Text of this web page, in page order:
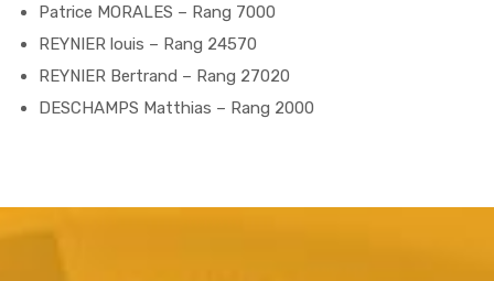
Patrice MORALES – Rang 7000
REYNIER louis – Rang 24570
REYNIER Bertrand – Rang 27020
DESCHAMPS Matthias – Rang 2000